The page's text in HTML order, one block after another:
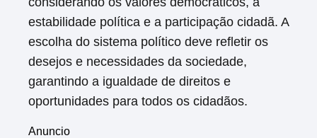
estabilidade política e a participação cidadã. A
escolha do sistema político deve refletir os
desejos e necessidades da sociedade,
garantindo a igualdade de direitos e
oportunidades para todos os cidadãos.
Anuncio